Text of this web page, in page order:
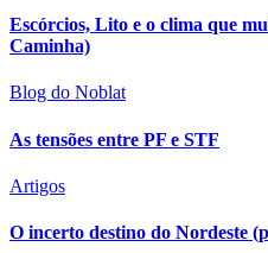
Escórcios, Lito e o clima que
Caminha)
Blog do Noblat
As tensões entre PF e STF
Artigos
O incerto destino do Nordeste